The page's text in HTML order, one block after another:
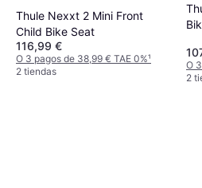
Thule Nexxt 2 Mini Front
Child Bike Seat
116,99 €
O 3 pagos de 38,99 € TAE 0%¹
2 tiendas
O
2